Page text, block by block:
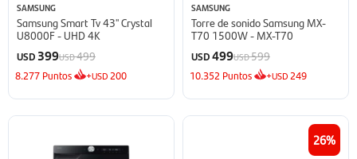
SAMSUNG
Samsung Smart Tv 43'' Crystal
U8000F - UHD 4K
USD 399USD499
8.277 Puntos +USD 200
SAMSUNG
Torre de sonido Samsung MX-
T70 1500W - MX-T70
USD499USD599
10.352 Puntos +USD 249
26